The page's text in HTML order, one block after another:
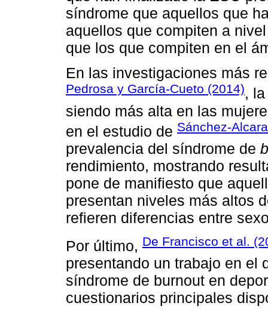
síndrome que aquellos que
aquellos que compiten a
que los que compiten en el
En las investigaciones más
Pedrosa y García-Cueto (2014),
siendo más alta en las
en el estudio de Sánchez-
prevalencia del síndrome de
rendimiento, mostrando
pone de manifiesto que
presentan niveles más altos
refieren diferencias entre
Por último, De Francisco et al.
presentando un trabajo en el
síndrome de burnout en
cuestionarios principales